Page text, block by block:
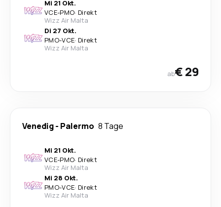
Mi 21 Okt.
VCE-PMO· Direkt
Wizz Air Malta
Di 27 Okt.
PMO-VCE· Direkt
Wizz Air Malta
ab€ 29
Venedig- Palermo 8 Tage
Mi 21 Okt.
VCE-PMO· Direkt
Wizz Air Malta
Mi 28 Okt.
PMO-VCE· Direkt
Wizz Air Malta